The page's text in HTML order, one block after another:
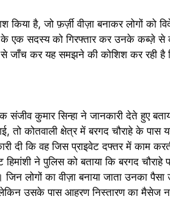
किया है, जो फ़र्ज़ी वीज़ा बनाकर लोगों
एक सदस्य को गिरफ्तार कर उनके कब्ज़े से
जाँच कर यह समझने की कोशिश कर रही है
संजीव कुमार सिन्हा ने जानकारी देते हुए
कोतवाली क्षेत्र में बरगद चौराहे के पास
दी कि वह जिस प्राइवेट दफ्तर में काम
ने पुलिस को बताया कि बरगद चौराहे
जिन लोगों का वीज़ा बनाया जाता उनका
उसके पास आहरण निस्तारण का मैसेज